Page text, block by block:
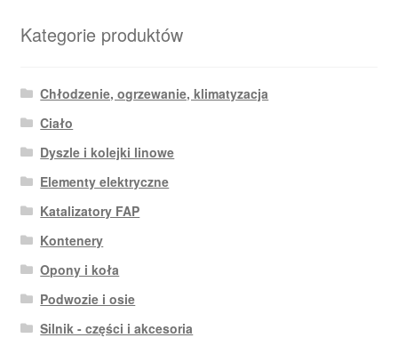
Kategorie produktów
Chłodzenie, ogrzewanie, klimatyzacja
Ciało
Dyszle i kolejki linowe
Elementy elektryczne
Katalizatory FAP
Kontenery
Opony i koła
Podwozie i osie
Silnik - części i akcesoria